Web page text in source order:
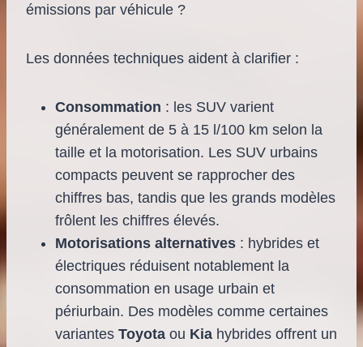
émissions par véhicule ?
Les données techniques aident à clarifier :
Consommation : les SUV varient
généralement de 5 à 15 l/100 km selon la
taille et la motorisation. Les SUV urbains
compacts peuvent se rapprocher des
chiffres bas, tandis que les grands modèles
frôlent les chiffres élevés.
Motorisations alternatives : hybrides et
électriques réduisent notablement la
consommation en usage urbain et
périurbain. Des modèles comme certaines
variantes Toyota ou Kia hybrides offrent un